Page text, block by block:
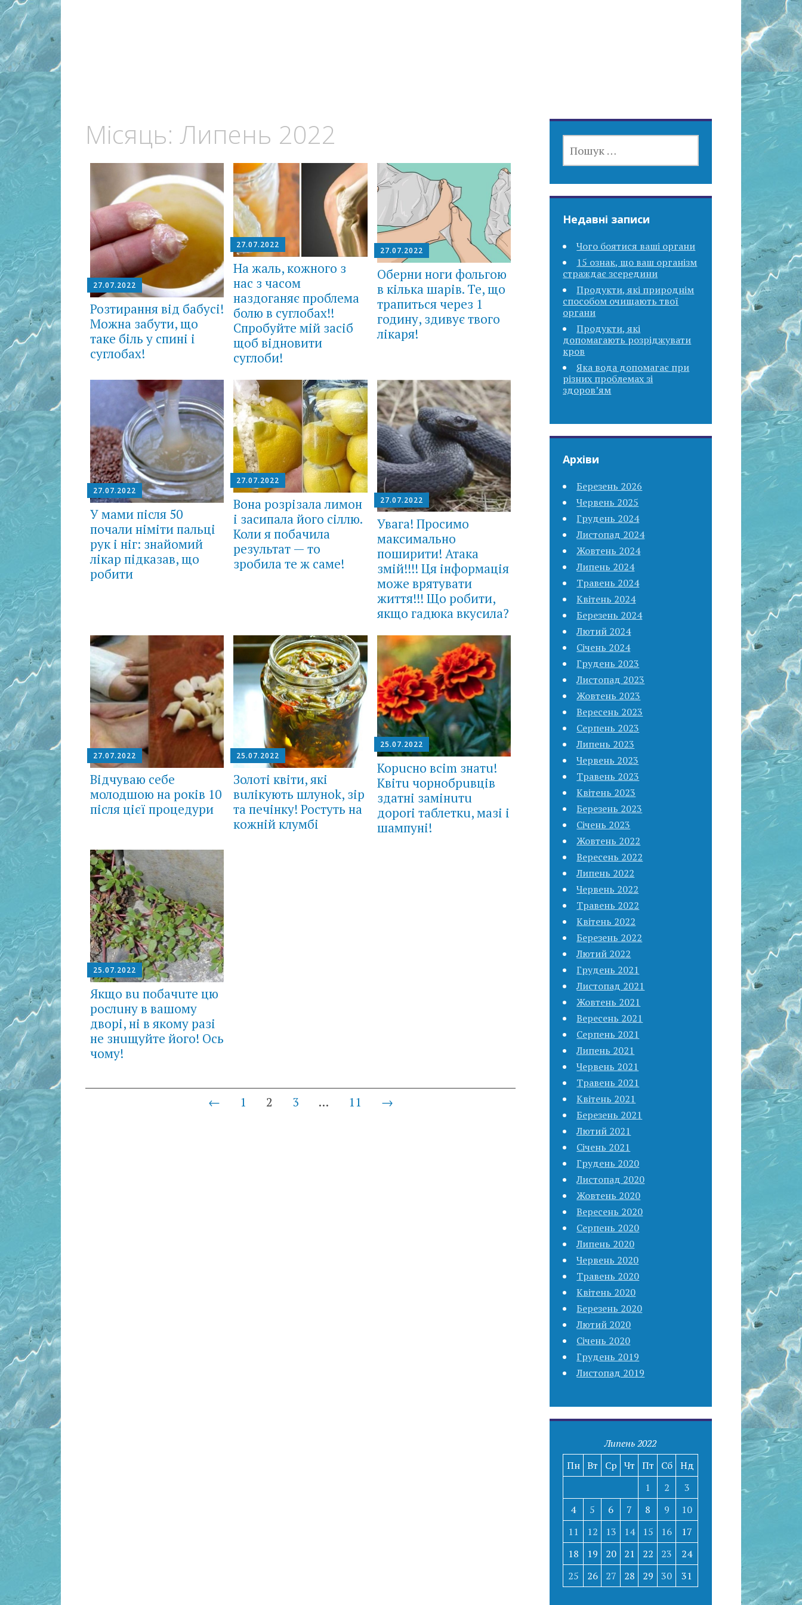
Місяць: Липень 2022
27.07.2022
Розтирання від бабусі!
Можна забути, що
таке біль у спині і
суглобах!
27.07.2022
На жаль, кожного з
нас з часом
наздоганяє проблема
болю в суглобах!!
Спробуйте мій засіб
щоб відновити
суглоби!
27.07.2022
Оберни ноги фольгою
в кілька шарів. Те, що
трапиться через 1
годину, здивує твого
лікаря!
27.07.2022
У мами після 50
почали німіти пальці
рук і ніг: знайомий
лікар підказав, що
робити
27.07.2022
Вона розрізала лимон
і засипала його сіллю.
Коли я побачила
результат — то
зробила те ж саме!
27.07.2022
Увага! Просимо
максимально
поширити! Атака
змій!!!! Ця інформація
може врятувати
життя!!! Що робити,
якщо гадюка вкусила?
27.07.2022
Відчуваю себе
молодшою на років 10
після цієї процедури
25.07.2022
Золоті квіти, які
вuлікують шлуноk, зір
та печінку! Ростуть на
кожній клумбі
25.07.2022
Корuсно всіm знатu!
Квітu чорнобрuвців
здатні замінuтu
дороrі таблеткu, мазі і
шампуні!
25.07.2022
Якщо вu побачuте цю
рослuну в вашому
дворі, ні в якому разі
не знuщуйте його! Ось
чому!
← 1 2 3 … 11 →
Недавні записи
Чого боятися ваші органи
15 ознак, що ваш організм
страждає зсередини
Продукти, які природнім
способом очищають твої
органи
Продукти, які
допомагають розріджувати
кров
Яка вода допомагає при
різних проблемах зі
здоров’ям
Архіви
Березень 2026
Червень 2025
Грудень 2024
Листопад 2024
Жовтень 2024
Липень 2024
Травень 2024
Квітень 2024
Березень 2024
Лютий 2024
Січень 2024
Грудень 2023
Листопад 2023
Жовтень 2023
Вересень 2023
Серпень 2023
Липень 2023
Червень 2023
Травень 2023
Квітень 2023
Березень 2023
Січень 2023
Жовтень 2022
Вересень 2022
Липень 2022
Червень 2022
Травень 2022
Квітень 2022
Березень 2022
Лютий 2022
Грудень 2021
Листопад 2021
Жовтень 2021
Вересень 2021
Серпень 2021
Липень 2021
Червень 2021
Травень 2021
Квітень 2021
Березень 2021
Лютий 2021
Січень 2021
Грудень 2020
Листопад 2020
Жовтень 2020
Вересень 2020
Серпень 2020
Липень 2020
Червень 2020
Травень 2020
Квітень 2020
Березень 2020
Лютий 2020
Січень 2020
Грудень 2019
Листопад 2019
Липень 2022
Пн Вт Ср Чт Пт Сб Нд
1
2
3
4
5 6 7 8 9
10
11
12 13 14 15 16
17
18
19 20 21 22 23
24
25
26 27 28 29 30 31